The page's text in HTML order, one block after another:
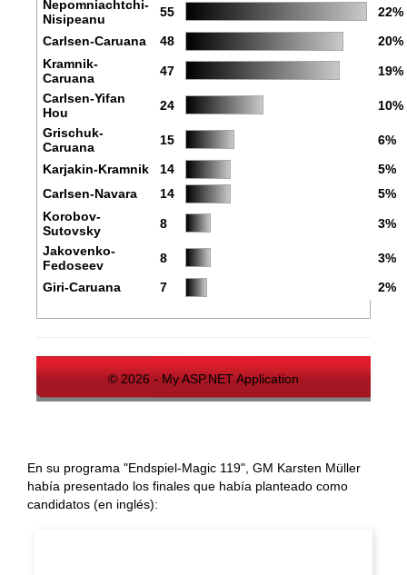
Nepomniachtchi-
Nisipeanu
55
22%
Carlsen-Caruana
48
20%
Kramnik-
Caruana
47
19%
Carlsen-Yifan
Hou
24
10%
Grischuk-
Caruana
15
6%
Karjakin-Kramnik
14
5%
Carlsen-Navara
14
5%
Korobov-
Sutovsky
8
3%
Jakovenko-
Fedoseev
8
3%
Giri-Caruana
7 2%
© 2026 - My ASP.NET Application
En su programa "Endspiel-Magic 119", GM Karsten Müller
había presentado los finales que había planteado como
candidatos (en inglés):